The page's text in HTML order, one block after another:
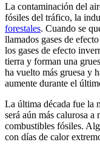
La contaminación del
fósiles del tráfico, la
forestales. Cuando se
llamados gases de
los gases de efecto
tierra y forman una
ha vuelto más gruesa y
aumente durante el
La última década fue la
será aún más calurosa a
combustibles fósiles.
con días de calor